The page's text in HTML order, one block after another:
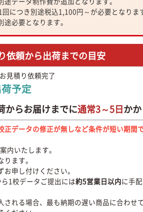
につき別途税込1,100円～が必要となりま
必要となります。
依頼から出荷までの目安
見積り依頼完了
予定
からお届けまでに通常3～5日かか
正データの修正が無しなど条件が短い期間
内いたします。
ます。
申し付けください。
1校データご提出には約5営業日以内に手
れる場合、最も納期の遅い商品に合わせ